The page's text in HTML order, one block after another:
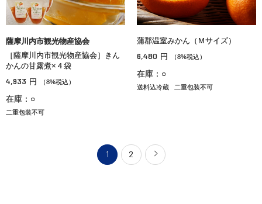
薩摩川内市観光物産協会
［薩摩川内市観光物産協会］きん
かんの甘露煮×４袋
4,933 円 （8%税込）
在庫：○
二重包装不可
蒲郡温室みかん（Ｍサイズ）
6,480 円 （8%税込）
在庫：○
送料込冷蔵 二重包装不可
1 2